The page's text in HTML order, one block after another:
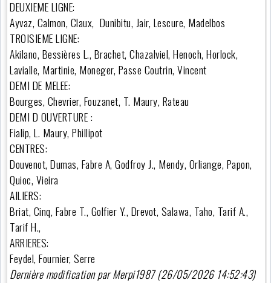
DEUXIEME LIGNE:
Ayvaz, Calmon, Claux, Dunibitu, Jair, Lescure, Madelbos
TROISIEME LIGNE:
Akilano, Bessières L., Brachet, Chazalviel, Henoch, Horlock,
Lavialle, Martinie, Moneger, Passe Coutrin, Vincent
DEMI DE MELEE:
Bourges, Chevrier, Fouzanet, T. Maury, Rateau
DEMI D OUVERTURE :
Fialip, L. Maury, Phillipot
CENTRES:
Douvenot, Dumas, Fabre A, Godfroy J., Mendy, Orliange, Papon,
Quioc, Vieira
AILIERS:
Briat, Cinq, Fabre T., Golfier Y., Drevot, Salawa, Taho, Tarif A.,
Tarif H.,
ARRIERES:
Feydel, Fournier, Serre
Dernière modification par Merpi1987 (26/05/2026 14:52:43)